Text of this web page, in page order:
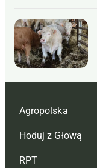
Agropolska
Redakcja
Reklama
Hoduj z Głową
Hoduj z głową bydło
RPT